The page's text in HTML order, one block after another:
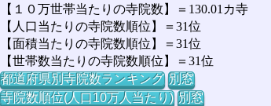
【１０万世帯当たりの寺院数】＝130.01カ寺
【人口当たりの寺院数順位】＝31位
【面積当たりの寺院数順位】＝31位
【世帯数当たりの寺院数順位】＝31位
都道府県別寺院数ランキング 別窓
寺院数順位(人口10万人当たり) 別窓